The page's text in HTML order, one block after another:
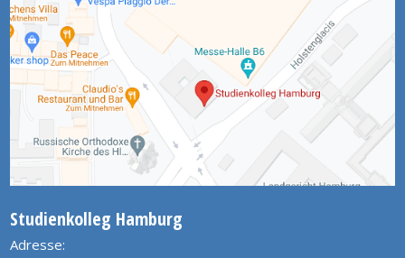
Studienkolleg Hamburg
Adresse: